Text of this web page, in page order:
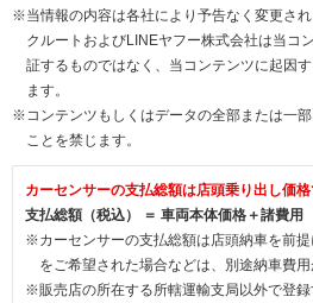
※当情報の内容は各社により予告なく変更さ
クルートおよびLINEヤフー株式会社は当コ
証するものではなく、当コンテンツに起因
ます。
※コンテンツもしくはデータの全部または一
ことを禁じます。
カーセンサーの支払総額は店頭乗り出し価
支払総額（税込） ＝ 車両本体価格＋諸費用
※カーセンサーの支払総額は店頭納車を前
をご希望された場合などは、別途納車費
※販売店の所在する所轄運輸支局以外で登